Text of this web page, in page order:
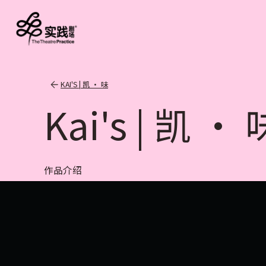
KAI'S | 凯 · 味
Kai's | 凯 ·
作品介绍